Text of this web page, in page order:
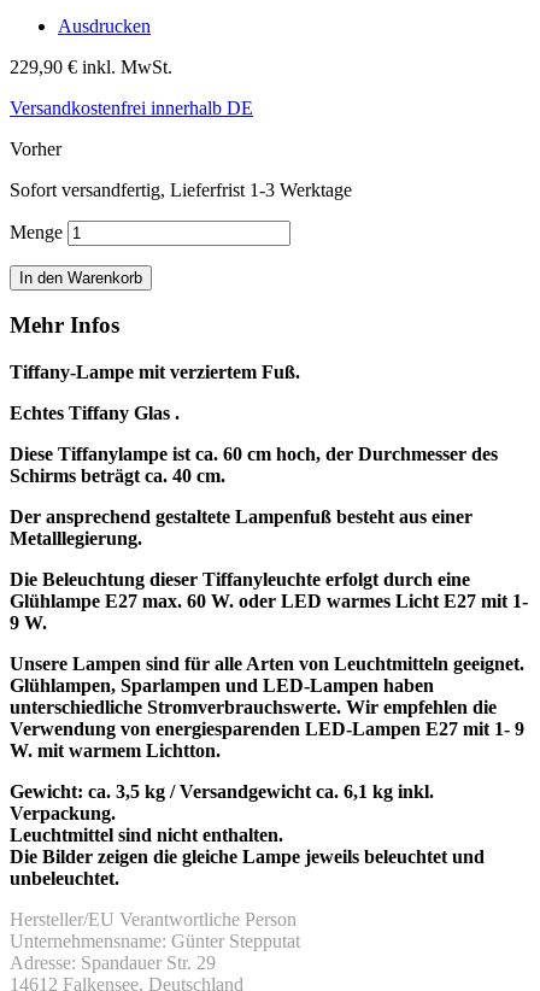
Ausdrucken
229,90 € inkl. MwSt.
Versandkostenfrei innerhalb DE
Vorher
Sofort versandfertig, Lieferfrist 1-3 Werktage
Menge
In den Warenkorb
Mehr Infos
Tiffany-Lampe mit verziertem Fuß.
Echtes Tiffany Glas .
Diese Tiffanylampe ist ca. 60 cm hoch, der Durchmesser des
Schirms beträgt ca. 40 cm.
Der ansprechend gestaltete Lampenfuß besteht aus einer
Metalllegierung.
Die Beleuchtung dieser Tiffanyleuchte erfolgt durch eine
Glühlampe E27 max. 60 W. oder LED warmes Licht E27 mit 1-
9 W.
Unsere Lampen sind für alle Arten von Leuchtmitteln geeignet.
Glühlampen, Sparlampen und LED-Lampen haben
unterschiedliche Stromverbrauchswerte. Wir empfehlen die
Verwendung von energiesparenden LED-Lampen E27 mit 1- 9
W. mit warmem Lichtton.
Gewicht: ca. 3,5 kg / Versandgewicht ca. 6,1 kg inkl.
Verpackung.
Leuchtmittel sind nicht enthalten.
Die Bilder zeigen die gleiche Lampe jeweils beleuchtet und
unbeleuchtet.
Hersteller/EU Verantwortliche Person
Unternehmensname: Günter Stepputat
Adresse: Spandauer Str. 29
14612 Falkensee, Deutschland